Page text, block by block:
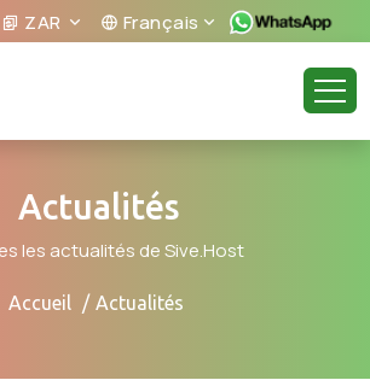
ZAR Français
Actualités
les actualités de Sive.Host
Accueil Actualités